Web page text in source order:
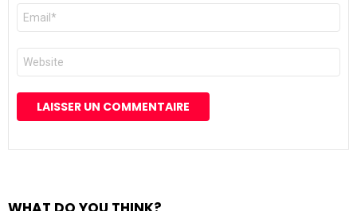
E-
mail
*
Site
web